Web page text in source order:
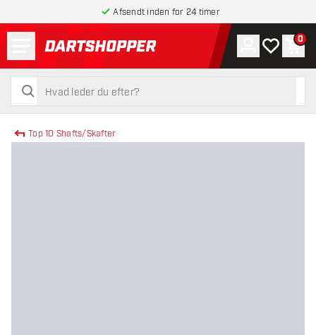
Afsendt inden for 24 timer
tilbage til forsiden
søg
søg
Konto
Min 0
Top 10 Shafts/Skafter